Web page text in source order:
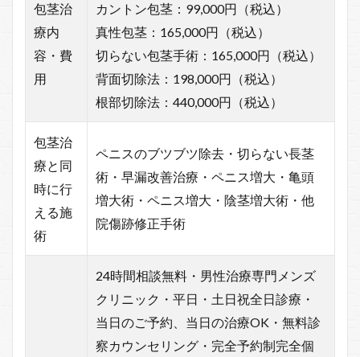
包茎治
療内
容・費
用
カントン包茎：99,000円（税込）
真性包茎：165,000円（税込）
切らない包茎手術：165,000円（税込）
背面切除法：198,000円（税込）
根部切除法：440,000円（税込）
包茎治
療と同
時に行
える施
術
ペニスのブツブツ除去・切らない長茎
術・早漏改善治療・ペニス増大・亀頭
増大術・ペニス増大・陰茎増大術・他
院傷跡修正手術
24時間相談無料・男性治療専門メンズ
クリニック・平日・土日祝全日診療・
当日のご予約、当日の治療OK・無料診
察カウンセリング・完全予約制完全個